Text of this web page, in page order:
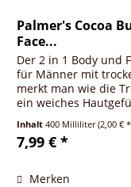
Palmer's Cocoa
Face...
Der 2 in 1 Body und
für Männer mit
merkt man wie die
ein weiches
Inhalt400 Milliliter(2,00 €
7,99 € *
Merken